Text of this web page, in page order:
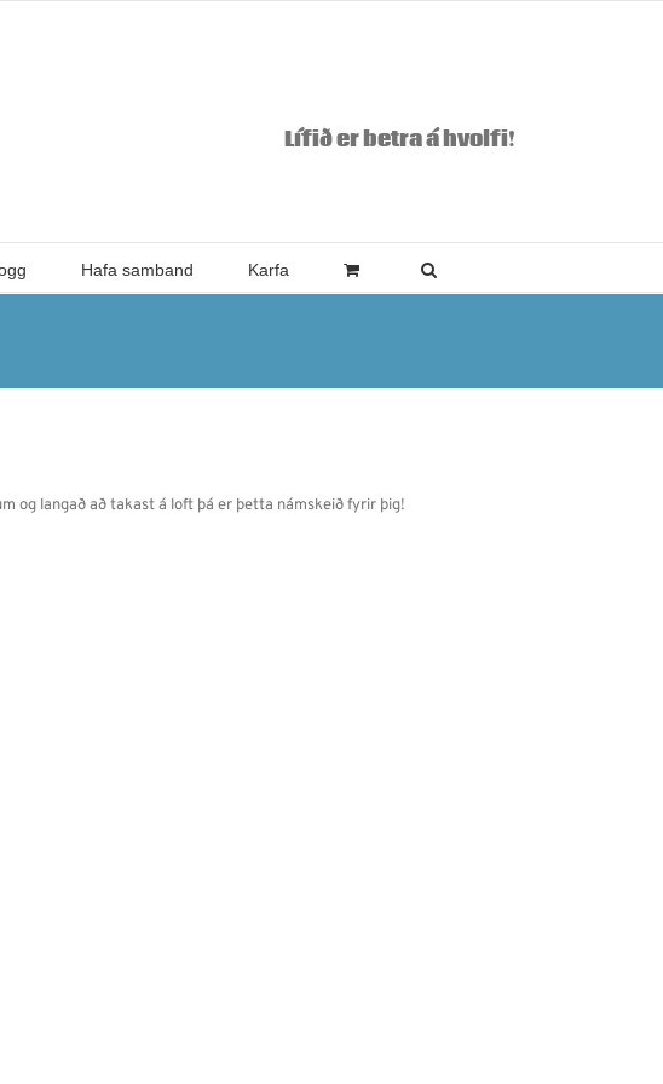
Lífið er betra á hvolfi!
Hafa samband Karfa
og langað að takast á loft þá er þetta námskeið fyrir þig!